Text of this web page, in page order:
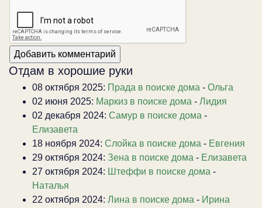
Отдам в хорошие руки
08 октября 2025: Прада в поиске дома - Ольга
02 июня 2025: Маркиз в поиске дома - Лидия
02 декабря 2024: Самур в поиске дома -
Елизавета
18 ноября 2024: Слойка в поиске дома - Евгения
29 октября 2024: Зена в поиске дома - Елизавета
27 октября 2024: Штеффи в поиске дома -
Наталья
22 октября 2024: Лина в поиске дома - Ирина